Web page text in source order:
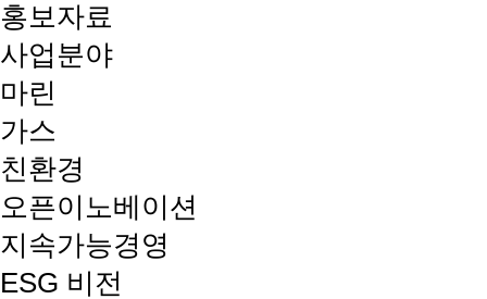
홍보자료
사업분야
마린
가스
친환경
오픈이노베이션
지속가능경영
ESG 비전